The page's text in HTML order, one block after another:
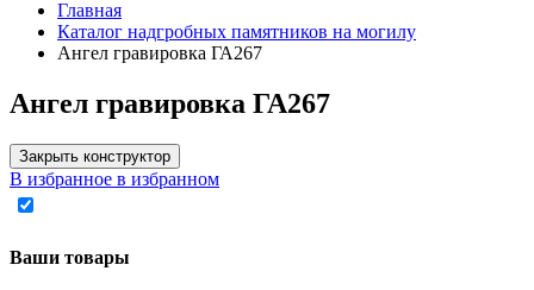
Главная
Каталог надгробных памятников на могилу
Ангел гравировка ГА267
Ангел гравировка ГА267
Закрыть конструктор
В избранное в избранном
Ваши товары